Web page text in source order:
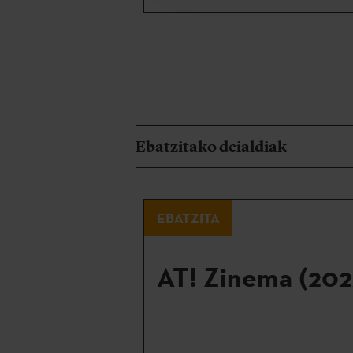
Ebatzitako deialdiak
EBATZITA
AT! Zinema